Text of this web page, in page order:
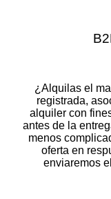
¿Alquilas el
registrada,
alquiler con
antes de la
menos
oferta en
enviaremos